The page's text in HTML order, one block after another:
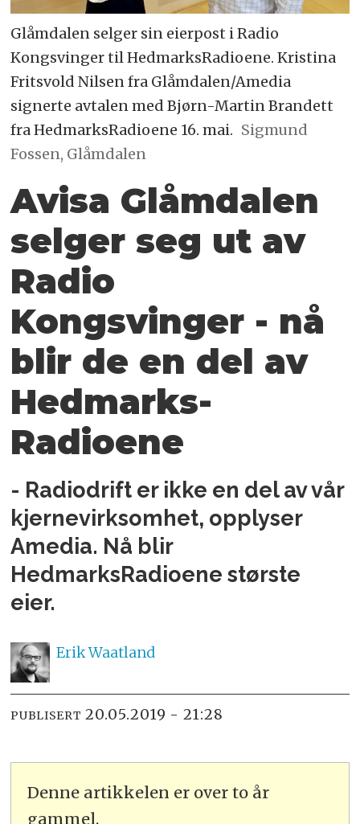
Glåmdalen selger sin eierpost i Radio
Kongsvinger til HedmarksRadioene. Kristina
Fritsvold Nilsen fra Glåmdalen/Amedia
signerte avtalen med Bjørn-Martin Brandett
fra HedmarksRadioene 16. mai. Sigmund
Fossen, Glåmdalen
Avisa Glåmdalen
selger seg ut av
Radio
Kongsvinger - nå
blir de en del av
Hedmarks­
Radioene
- Radiodrift er ikke en del av vår
kjernevirksomhet, opplyser
Amedia. Nå blir
HedmarksRadioene største
eier.
ErikWaatland
PUBLISERT 20.05.2019 - 21:28
Denne artikkelen er over to år
gammel.